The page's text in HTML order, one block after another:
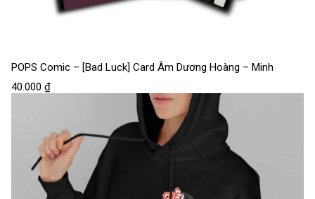
POPS Comic – [Bad Luck] Card Âm Dương Hoàng – Minh
40.000 ₫